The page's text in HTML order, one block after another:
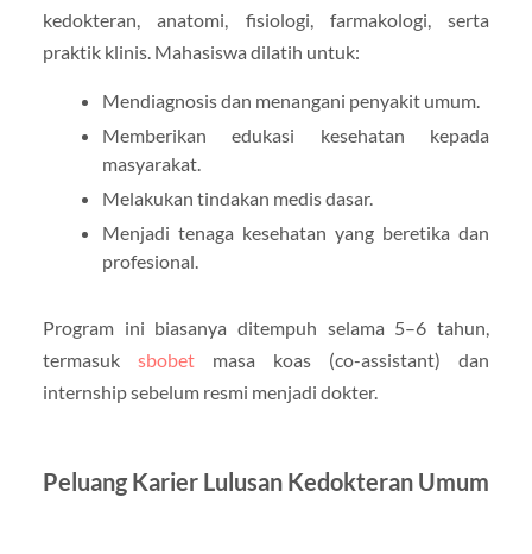
kedokteran, anatomi, fisiologi, farmakologi, serta
praktik klinis. Mahasiswa dilatih untuk:
Mendiagnosis dan menangani penyakit umum.
Memberikan edukasi kesehatan kepada
masyarakat.
Melakukan tindakan medis dasar.
Menjadi tenaga kesehatan yang beretika dan
profesional.
Program ini biasanya ditempuh selama 5–6 tahun,
termasuk sbobetmasa koas (co-assistant) dan
internship sebelum resmi menjadi dokter.
Peluang Karier Lulusan Kedokteran Umum